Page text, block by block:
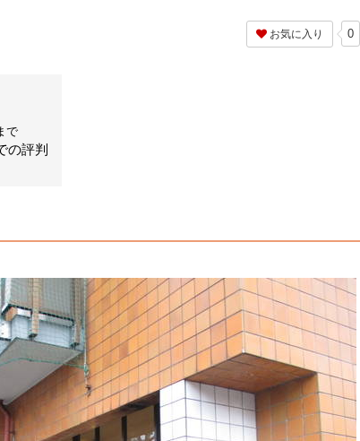
お気に入り 0
で
の評判